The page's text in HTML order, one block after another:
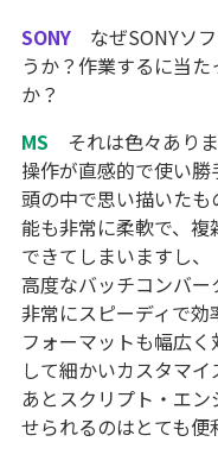
SONY なぜSONYソ
うか？作業するに当
か？
MS それは色々あり
操作が直感的で使い勝
頭の中で思い描いた
能も非常に柔軟で、
できてしまいますし、
高度なバッチコンバ
非常にスピーディで効
フォーマットも幅広
して細かいカスタマイ
あとスクリプト・エ
せられるのはとても便